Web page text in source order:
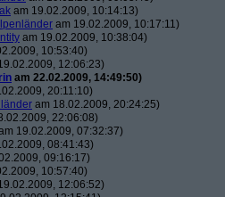
am 19.02.2009, 10:14:13)
am 19.02.2009, 10:17:11)
am 19.02.2009, 10:38:04)
10:53:40)
12:06:23)
am 22.02.2009, 14:49:50)
20:11:10)
am 18.02.2009, 20:24:25)
22:06:08)
19.02.2009, 07:32:37)
08:41:43)
09:16:17)
10:57:40)
12:06:52)